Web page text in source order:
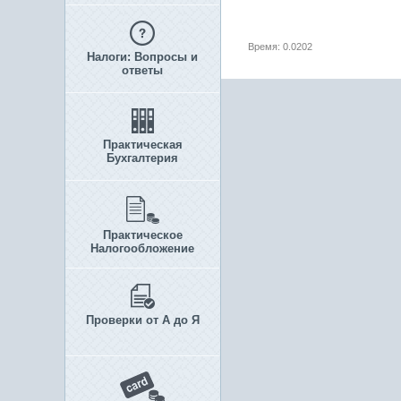
Налоги: Вопросы и
ответы
Практическая
Бухгалтерия
Практическое
Налогообложение
Проверки от А до Я
Время: 0.0202